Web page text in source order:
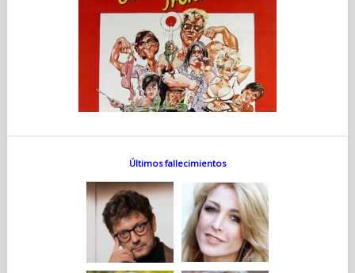
Últimos fallecimientos